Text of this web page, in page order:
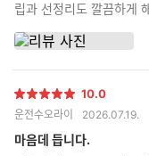
립과 선정리도 깔끔하게
별
점
10.0
운전수오라이 2026.07.19.
마음데 듭니다.